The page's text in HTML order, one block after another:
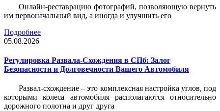
Онлайн-реставрацию фотографий, позволяющую вернуть
им первоначальный вид, а иногда и улучшить его
Подробнее
05.08.2026
Регулировка Развала-Схождения в СПб: Залог
Безопасности и Долговечности Вашего Автомобиля
Развал-схождение – это комплексная настройка углов, под
которыми колеса автомобиля располагаются относительно
дорожного полотна и друг друга